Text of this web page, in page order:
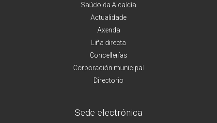
Saúdo da Alcaldía
Actualidade
Axenda
Liña directa
Concellerías
Corporación municipal
Directorio
Sede electrónica